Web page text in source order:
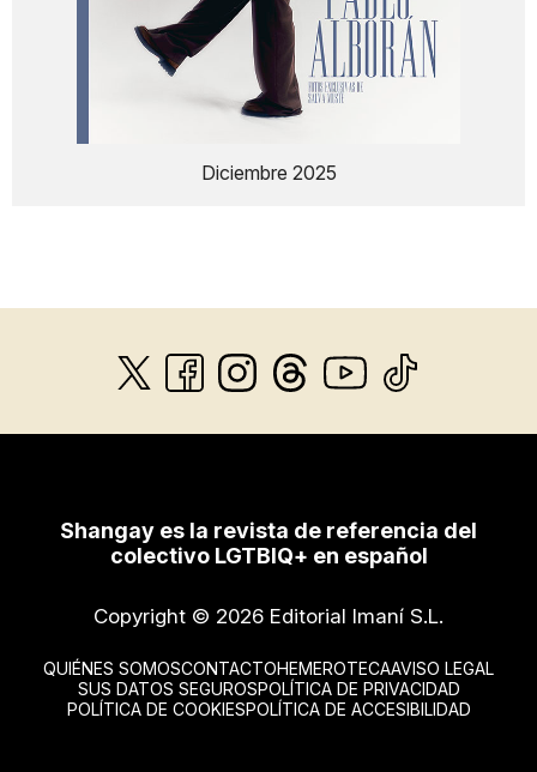
Diciembre 2025
Shangay es la revista de referencia del
colectivo LGTBIQ+ en español
Copyright © 2026 Editorial Imaní S.L.
QUIÉNES SOMOSCONTACTOHEMEROTECAAVISO LEGAL
SUS DATOS SEGUROSPOLÍTICA DE PRIVACIDAD
POLÍTICA DE COOKIESPOLÍTICA DE ACCESIBILIDAD